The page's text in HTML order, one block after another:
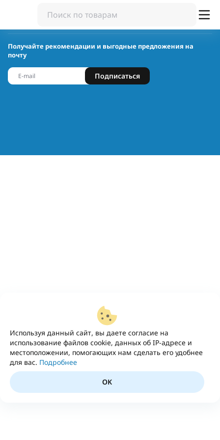
Используя данный сайт, вы даете согласие на
использование файлов cookie, данных об IP-адресе и
местоположении, помогающих нам сделать его удобнее
для вас. Подробнее
OK
Получайте рекомендации и выгодные предложения на
почту
Подписаться